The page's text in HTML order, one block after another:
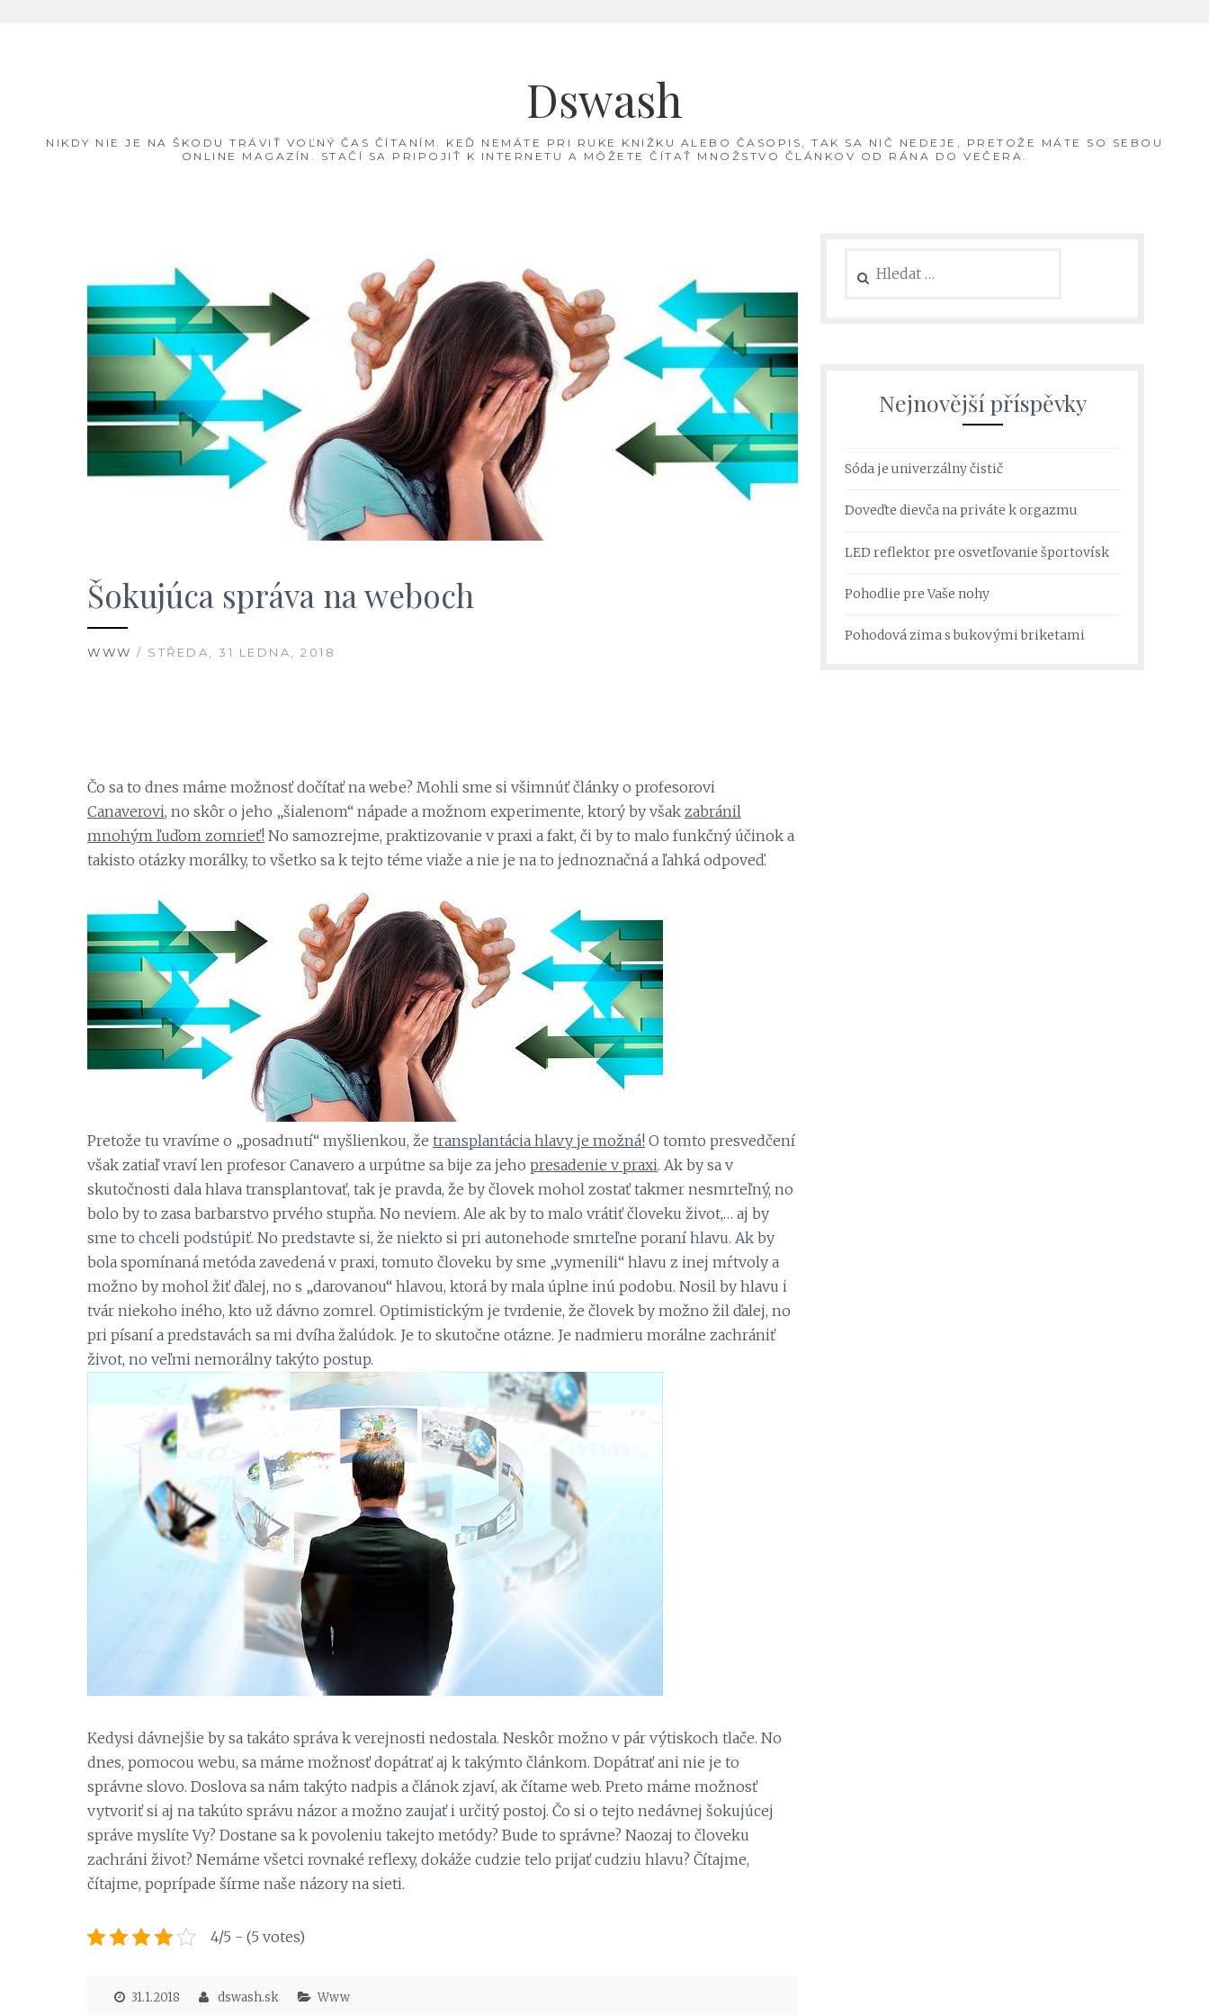
Dswash
NIKDY NIE JE NA ŠKODU TRÁVIŤ VOĽNÝ ČAS ČÍTANÍM. KEĎ NEMÁTE PRI RUKE KNIŽKU ALEBO ČASOPIS, TAK SA NIČ NEDEJE, PRETOŽE MÁTE SO SEBOU
ONLINE MAGAZÍN. STAČÍ SA PRIPOJIŤ K INTERNETU A MÔŽETE ČÍTAŤ MNOŽSTVO ČLÁNKOV OD RÁNA DO VEČERA.
Šokujúca správa na weboch
WWW / STŘEDA, 31 LEDNA, 2018
Čo sa to dnes máme možnosť dočítať na webe? Mohli sme si všimnúť články o profesorovi
Canaverovi, no skôr o jeho „šialenom“ nápade a možnom experimente, ktorý by však zabránil
mnohým ľuďom zomrieť! No samozrejme, praktizovanie v praxi a fakt, či by to malo funkčný účinok a
takisto otázky morálky, to všetko sa k tejto téme viaže a nie je na to jednoznačná a ľahká odpoveď.
Pretože tu vravíme o „posadnutí“ myšlienkou, že transplantácia hlavy je možná! O tomto presvedčení
však zatiaľ vraví len profesor Canavero a urpútne sa bije za jeho presadenie v praxi. Ak by sa v
skutočnosti dala hlava transplantovať, tak je pravda, že by človek mohol zostať takmer nesmrteľný, no
bolo by to zasa barbarstvo prvého stupňa. No neviem. Ale ak by to malo vrátiť človeku život,… aj by
sme to chceli podstúpiť. No predstavte si, že niekto si pri autonehode smrteľne poraní hlavu. Ak by
bola spomínaná metóda zavedená v praxi, tomuto človeku by sme „vymenili“ hlavu z inej mŕtvoly a
možno by mohol žiť ďalej, no s „darovanou“ hlavou, ktorá by mala úplne inú podobu. Nosil by hlavu i
tvár niekoho iného, kto už dávno zomrel. Optimistickým je tvrdenie, že človek by možno žil ďalej, no
pri písaní a predstavách sa mi dvíha žalúdok. Je to skutočne otázne. Je nadmieru morálne zachrániť
život, no veľmi nemorálny takýto postup.
Kedysi dávnejšie by sa takáto správa k verejnosti nedostala. Neskôr možno v pár výtiskoch tlače. No
dnes, pomocou webu, sa máme možnosť dopátrať aj k takýmto článkom. Dopátrať ani nie je to
správne slovo. Doslova sa nám takýto nadpis a článok zjaví, ak čítame web. Preto máme možnosť
vytvoriť si aj na takúto správu názor a možno zaujať i určitý postoj. Čo si o tejto nedávnej šokujúcej
správe myslíte Vy? Dostane sa k povoleniu takejto metódy? Bude to správne? Naozaj to človeku
zachráni život? Nemáme všetci rovnaké reflexy, dokáže cudzie telo prijať cudziu hlavu? Čítajme,
čítajme, poprípade šírme naše názory na sieti.
4/5 - (5 votes)
31.1.2018 dswash.sk Www
Nejnovější příspěvky
Sóda je univerzálny čistič
Doveďte dievča na priváte k orgazmu
LED reflektor pre osvetľovanie športovísk
Pohodlie pre Vaše nohy
Pohodová zima s bukovými briketami